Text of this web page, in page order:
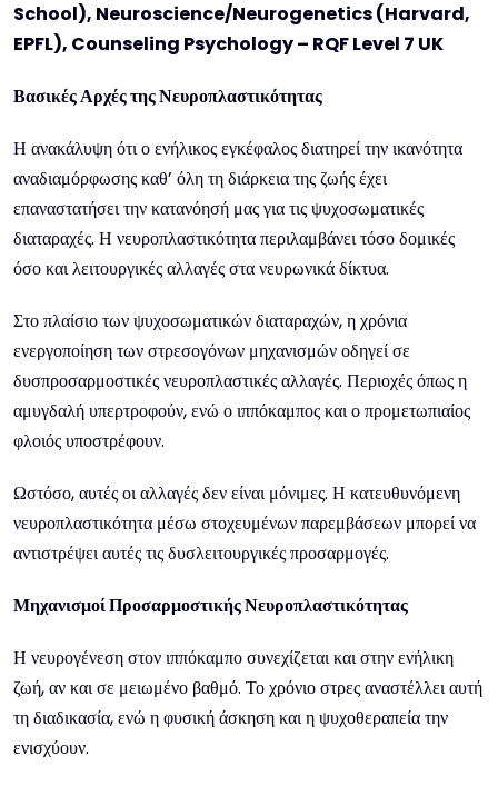
School), Neuroscience/Neurogenetics (Harvard,
EPFL), Counseling Psychology – RQF Level 7 UK
Βασικές Αρχές της Νευροπλαστικότητας
Η ανακάλυψη ότι ο ενήλικος εγκέφαλος διατηρεί την ικανότητα
αναδιαμόρφωσης καθ’ όλη τη διάρκεια της ζωής έχει
επαναστατήσει την κατανόησή μας για τις ψυχοσωματικές
διαταραχές. Η νευροπλαστικότητα περιλαμβάνει τόσο δομικές
όσο και λειτουργικές αλλαγές στα νευρωνικά δίκτυα.
Στο πλαίσιο των ψυχοσωματικών διαταραχών, η χρόνια
ενεργοποίηση των στρεσογόνων μηχανισμών οδηγεί σε
δυσπροσαρμοστικές νευροπλαστικές αλλαγές. Περιοχές όπως η
αμυγδαλή υπερτροφούν, ενώ ο ιππόκαμπος και ο προμετωπιαίος
φλοιός υποστρέφουν.
Ωστόσο, αυτές οι αλλαγές δεν είναι μόνιμες. Η κατευθυνόμενη
νευροπλαστικότητα μέσω στοχευμένων παρεμβάσεων μπορεί να
αντιστρέψει αυτές τις δυσλειτουργικές προσαρμογές.
Μηχανισμοί Προσαρμοστικής Νευροπλαστικότητας
Η νευρογένεση στον ιππόκαμπο συνεχίζεται και στην ενήλικη
ζωή, αν και σε μειωμένο βαθμό. Το χρόνιο στρες αναστέλλει αυτή
τη διαδικασία, ενώ η φυσική άσκηση και η ψυχοθεραπεία την
ενισχύουν.